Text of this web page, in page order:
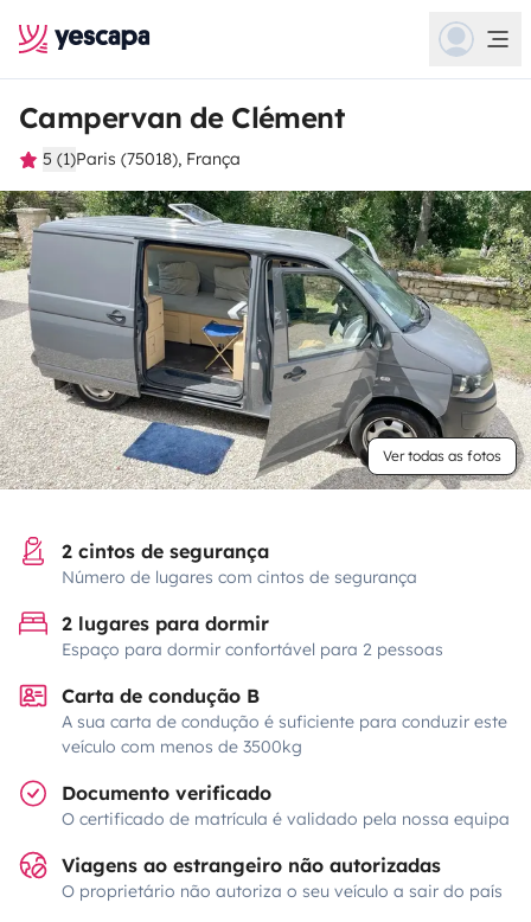
Campervan de Clément
5 (1)Paris (75018), França
Ver todas as fotos
2 cintos de segurança
Número de lugares com cintos de segurança
2 lugares para dormir
Espaço para dormir confortável para 2 pessoas
Carta de condução B
A sua carta de condução é suficiente para conduzir este
veículo com menos de 3500kg
Documento verificado
O certificado de matrícula é validado pela nossa equipa
Viagens ao estrangeiro não autorizadas
O proprietário não autoriza o seu veículo a sair do país